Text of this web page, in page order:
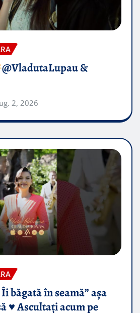
@VladutaLupau &
2, 2026
băgată în seamă” așa
♥️ Ascultați acum pe